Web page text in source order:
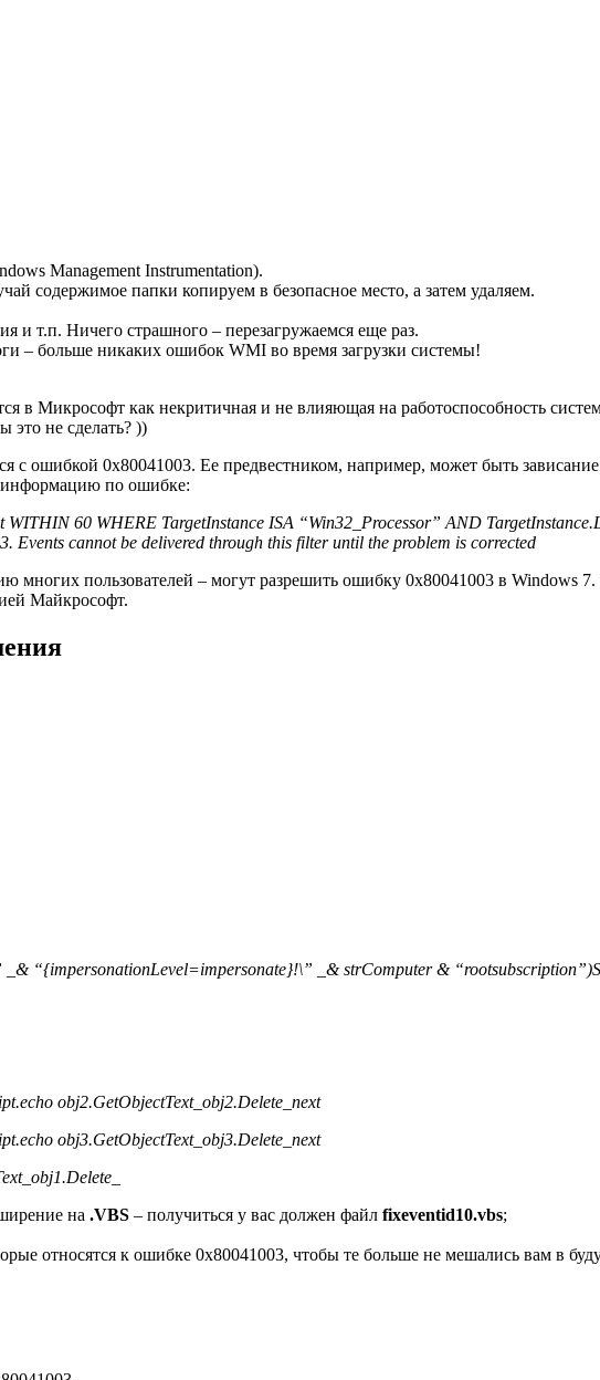
Management Instrumentation).
содержимое папки копируем в безопасное место, а затем удаляем.
и т.п. Ничего страшного – перезагружаемся еще раз.
– больше никаких ошибок WMI во время загрузки системы!
в Микрософт как некритичная и не влияющая на работоспособность
это не сделать? ))
с ошибкой 0x80041003. Ее предвестником, например, может быть
информацию по ошибке:
60 WHERE TargetInstance ISA “Win32_Processor” AND
Events cannot be delivered through this filter until the problem is corrected
многих пользователей – могут разрешить ошибку 0x80041003 в Windows
Майкрософт.
& “{impersonationLevel=impersonate}!\” _ & strComputer & “rootsubscription”)
obj2.GetObjectText_ obj2.Delete_ next
obj3.GetObjectText_ obj3.Delete_ next
obj1.Delete_
на .VBS – получиться у вас должен файл fixeventid10.vbs;
относятся к ошибке 0x80041003, чтобы те больше не мешались вам в